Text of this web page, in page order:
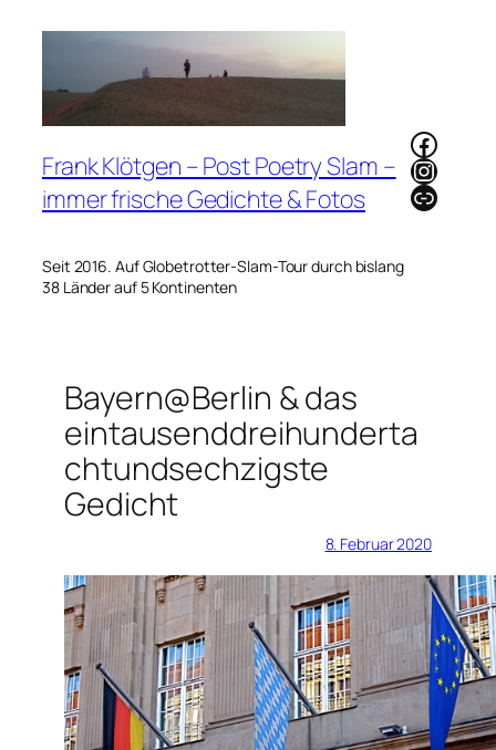
Frank Klötgen – Post Poetry Slam –
immer frische Gedichte & Fotos
Seit 2016. Auf Globetrotter-Slam-Tour durch bislang
38 Länder auf 5 Kontinenten
Link
Bayern@Berlin & das
eintausenddreihunderta
chtundsechzigste
Gedicht
8. Februar 2020